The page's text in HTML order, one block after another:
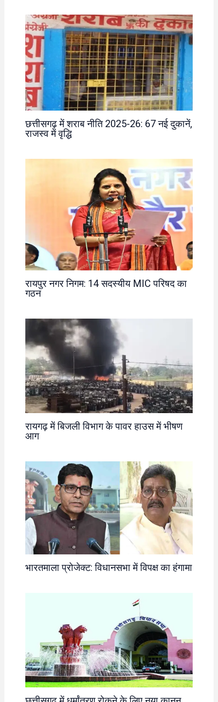
छत्तीसगढ़ में शराब नीति 2025-26: 67 नई दुकानें,
राजस्व में वृद्धि
रायपुर नगर निगम: 14 सदस्यीय MIC परिषद का
गठन
रायगढ़ में बिजली विभाग के पावर हाउस में भीषण
आग
भारतमाला प्रोजेक्ट: विधानसभा में विपक्ष का हंगामा